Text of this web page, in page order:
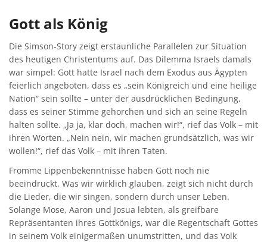
Gott als König
Die Simson-Story zeigt erstaunliche Parallelen zur Situation
des heutigen Christentums auf. Das Dilemma Israels damals
war simpel: Gott hatte Israel nach dem Exodus aus Ägypten
feierlich angeboten, dass es „sein Königreich und eine heilige
Nation“ sein sollte – unter der ausdrücklichen Bedingung,
dass es seiner Stimme gehorchen und sich an seine Regeln
halten sollte. „Ja ja, klar doch, machen wir!“, rief das Volk – mit
ihren Worten. „Nein nein, wir machen grundsätzlich, was wir
wollen!“, rief das Volk – mit ihren Taten.
Fromme Lippenbekenntnisse haben Gott noch nie
beeindruckt. Was wir wirklich glauben, zeigt sich nicht durch
die Lieder, die wir singen, sondern durch unser Leben.
Solange Mose, Aaron und Josua lebten, als greifbare
Repräsentanten ihres Gottkönigs, war die Regentschaft Gottes
in seinem Volk einigermaßen unumstritten, und das Volk